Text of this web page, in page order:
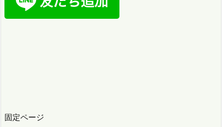
固定ページ